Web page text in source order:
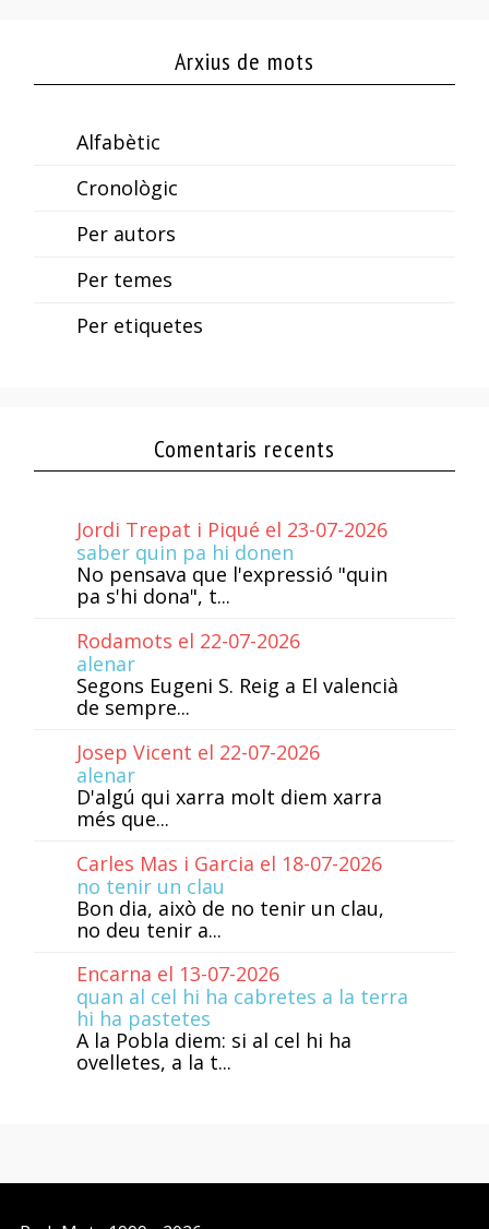
Arxius de mots
Alfabètic
Cronològic
Per autors
Per temes
Per etiquetes
Comentaris recents
Jordi Trepat i Piqué el 23-07-2026
saber quin pa hi donen
No pensava que l'expressió "quin
pa s'hi dona", t...
Rodamots el 22-07-2026
alenar
Segons Eugeni S. Reig a El valencià
de sempre...
Josep Vicent el 22-07-2026
alenar
D'algú qui xarra molt diem xarra
més que...
Carles Mas i Garcia el 18-07-2026
no tenir un clau
Bon dia, això de no tenir un clau,
no deu tenir a...
Encarna el 13-07-2026
quan al cel hi ha cabretes a la terra
hi ha pastetes
A la Pobla diem: si al cel hi ha
ovelletes, a la t...